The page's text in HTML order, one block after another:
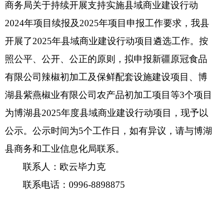
商务局关于持续开展支持实施县域商业建设行动
2024年项目续报及2025年项目申报工作要求，我县
开展了2025年县域商业建设行动项目遴选工作。按
照公平、公开、公正的原则，拟申报新疆原冠食品
有限公司辣椒初加工及保鲜配套设施建设项目、 博
湖县紫燕椒业有限公司农产品初加工项目 等3个项目
为博湖县2025年度县域商业建设行动项目，现予以
公示。公示时间为5个工作日，如有异议，请与博湖
县商务和工业信息化局联系。
联系人：欧云毕力克
联系电话：0996-8898875